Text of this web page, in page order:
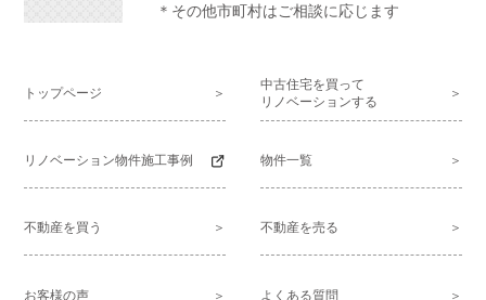
＊その他市町村はご相談に応じます
トップページ
中古住宅を買って
リノベーションする
リノベーション物件施工事例 物件一覧
不動産を買う 不動産を売る
お客様の声 よくある質問